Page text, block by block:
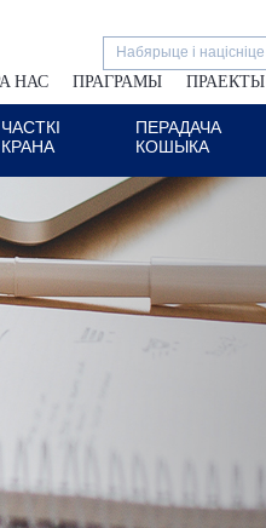
НАС ПРАГРАМЫ ПРАЕКТЫ
ЧАСТКІ
КРАНА
ПЕРАДАЧА
КОШЫКА